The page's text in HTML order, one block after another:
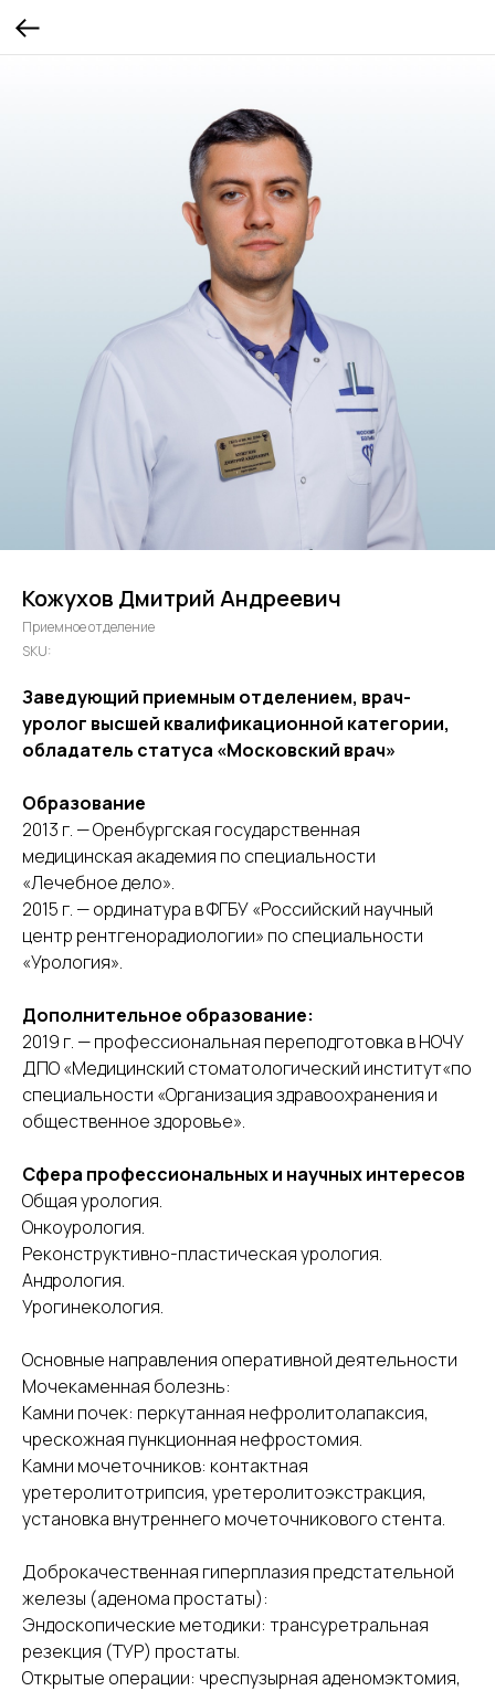
Кожухов Дмитрий Андреевич
Приемное отделение
SKU:
Заведующий приемным отделением, врач-
уролог высшей квалификационной категории,
обладатель статуса «Московский врач»
Образование
2013 г. — Оренбургская государственная
медицинская академия по специальности
«Лечебное дело».
2015 г. — ординатура в ФГБУ «Российский научный
центр рентгенорадиологии» по специальности
«Урология».
Дополнительное образование:
2019 г. — профессиональная переподготовка в НОЧУ
ДПО «Медицинский стоматологический институт«по
специальности «Организация здравоохранения и
общественное здоровье».
Сфера профессиональных и научных интересов
Общая урология.
Онкоурология.
Реконструктивно-пластическая урология.
Андрология.
Урогинекология.
Основные направления оперативной деятельности
Мочекаменная болезнь:
Камни почек: перкутанная нефролитолапаксия,
чрескожная пункционная нефростомия.
Камни мочеточников: контактная
уретеролитотрипсия, уретеролитоэкстракция,
установка внутреннего мочеточникового стента.
Доброкачественная гиперплазия предстательной
железы (аденома простаты):
Эндоскопические методики: трансуретральная
резекция (ТУР) простаты.
Открытые операции: чреспузырная аденомэктомия,